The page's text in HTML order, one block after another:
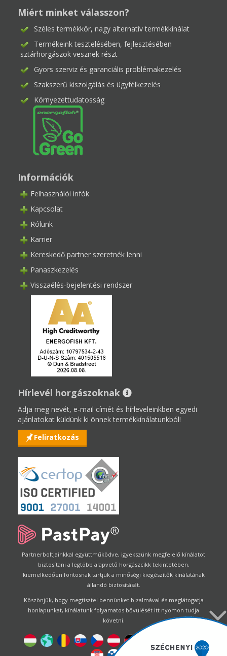
Miért minket válasszon?
Széles termékkör, nagy alternatív termékkínálat
Termékeink tesztelésében, fejlesztésében
sztárhorgászok vesznek részt
Gyors szerviz és garanciális problémakezelés
Szakszerű kiszolgálás és ügyfélkezelés
Környezettudatosság
Információk
Felhasználói infók
Kapcsolat
Rólunk
Karrier
Kereskedő partner szeretnék lenni
Panaszkezelés
Visszaélés-bejelentési rendszer
Hírlevél horgászoknak
Adja meg nevét, e-mail címét és hírleveleinkben egyedi
ajánlatokat küldünk ki önnek termékkínálatunkból!
Feliratkozás
Partnerboltjainkkal együttműködve, igyekszünk megfelelő kínálatot
biztosítani a legtöbb alapvető horgászcikk tekintetében,
kiemelkedően fontosnak tartjuk a minőségi kiegészítők kínálatának
állandó biztosítását.
Köszönjük, hogy megtisztel bennünket bizalmával és meglátogatja
honlapunkat, kínálatunk folyamatos bővülését itt nyomon tudja
követni.